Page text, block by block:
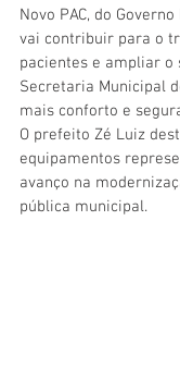
Novo PAC, do
vai contribuir para o
pacientes e ampliar o
Secretaria Municipal
mais conforto e
O prefeito Zé Luiz
equipamentos
avanço na
pública municipal.